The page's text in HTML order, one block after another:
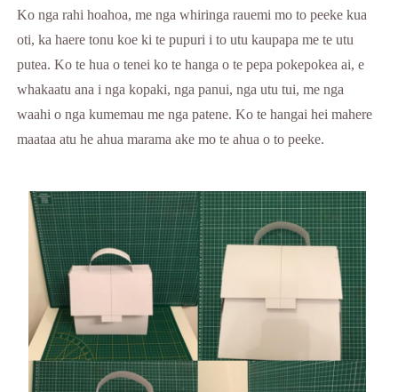
Ko nga rahi hoahoa, me nga whiringa rauemi mo to peeke kua
oti, ka haere tonu koe ki te pupuri i to utu kaupapa me te utu
putea. Ko te hua o tenei ko te hanga o te pepa pokepokea ai, e
whakaatu ana i nga kopaki, nga panui, nga utu tui, me nga
waahi o nga kumemau me nga patene. Ko te hangai hei mahere
maataa atu he ahua marama ake mo te ahua o to peeke.